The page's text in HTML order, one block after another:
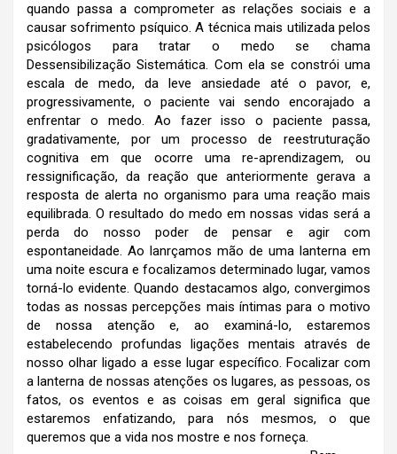
quando passa a comprometer as relações sociais e a
causar sofrimento psíquico. A técnica mais utilizada pelos
psicólogos para tratar o medo se chama
Dessensibilização Sistemática. Com ela se constrói uma
escala de medo, da leve ansiedade até o pavor, e,
progressivamente, o paciente vai sendo encorajado a
enfrentar o medo. Ao fazer isso o paciente passa,
gradativamente, por um processo de reestruturação
cognitiva em que ocorre uma re-aprendizagem, ou
ressignificação, da reação que anteriormente gerava a
resposta de alerta no organismo para uma reação mais
equilibrada. O resultado do medo em nossas vidas será a
perda do nosso poder de pensar e agir com
espontaneidade. Ao lanrçamos mão de uma lanterna em
uma noite escura e focalizamos determinado lugar, vamos
torná-lo evidente. Quando destacamos algo, convergimos
todas as nossas percepções mais íntimas para o motivo
de nossa atenção e, ao examiná-lo, estaremos
estabelecendo profundas ligações mentais através de
nosso olhar ligado a esse lugar específico. Focalizar com
a lanterna de nossas atenções os lugares, as pessoas, os
fatos, os eventos e as coisas em geral significa que
estaremos enfatizando, para nós mesmos, o que
queremos que a vida nos mostre e nos forneça.